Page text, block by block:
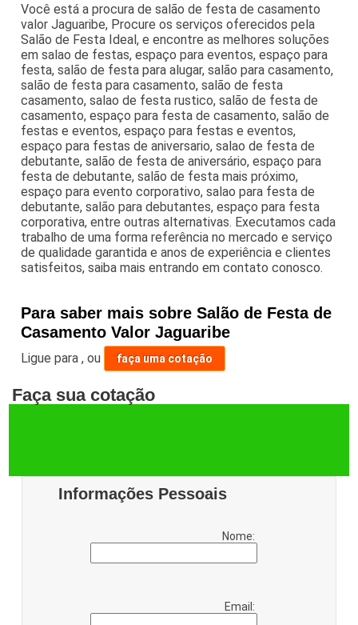
Você está a procura de salão de festa de casamento
valor Jaguaribe, Procure os serviços oferecidos pela
Salão de Festa Ideal, e encontre as melhores soluções
em salao de festas, espaço para eventos, espaço para
festa, salão de festa para alugar, salão para casamento,
salão de festa para casamento, salão de festa
casamento, salao de festa rustico, salão de festa de
casamento, espaço para festa de casamento, salão de
festas e eventos, espaço para festas e eventos,
espaço para festas de aniversario, salao de festa de
debutante, salão de festa de aniversário, espaço para
festa de debutante, salão de festa mais próximo,
espaço para evento corporativo, salao para festa de
debutante, salão para debutantes, espaço para festa
corporativa, entre outras alternativas. Executamos cada
trabalho de uma forma referência no mercado e serviço
de qualidade garantida e anos de experiência e clientes
satisfeitos, saiba mais entrando em contato conosco.
Para saber mais sobre Salão de Festa de
Casamento Valor Jaguaribe
Ligue para,ou faça uma cotação
Faça sua cotação
Informações Pessoais
Nome:
Email: